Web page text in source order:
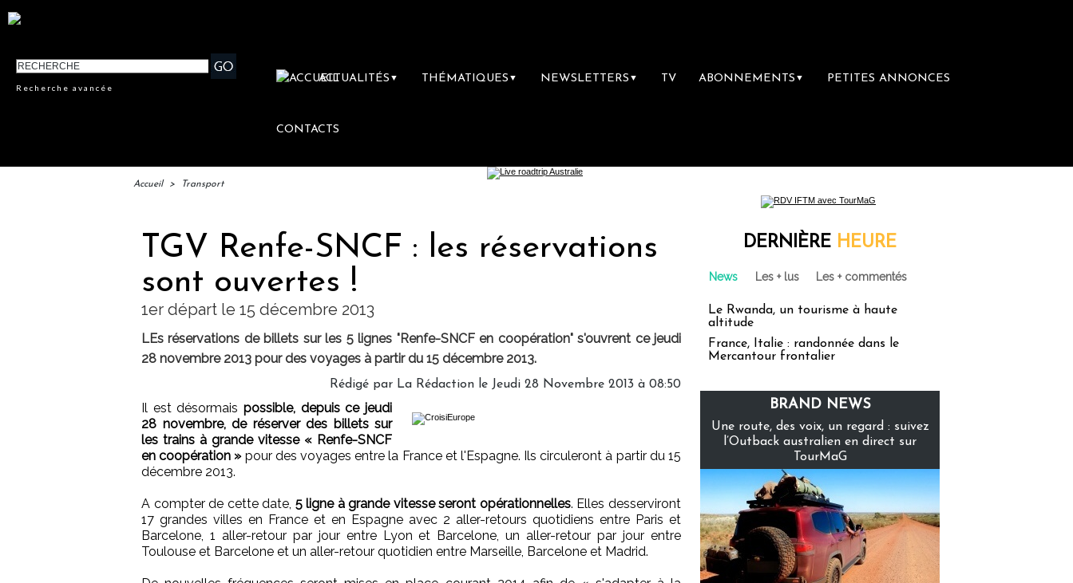
Recherche avancée
ACTUALITÉS ▼ THÉMATIQUES ▼ NEWSLETTERS ▼ TV ABONNEMENTS ▼ PETITES ANNONCES
CONTACTS
Accueil > Transport
TGV Renfe-SNCF : les réservations
sont ouvertes !
1er départ le 15 décembre 2013
LEs réservations de billets sur les 5 lignes "Renfe-SNCF en coopération" s'ouvrent ce jeudi
28 novembre 2013 pour des voyages à partir du 15 décembre 2013.
Rédigé par La Rédaction le Jeudi 28 Novembre 2013 à 08:50
Il est désormais possible, depuis ce jeudi
28 novembre, de réserver des billets sur
les trains à grande vitesse « Renfe-SNCF
en coopération »pour des voyages entre la France et l'Espagne. Ils circuleront à partir du 15
décembre 2013.
A compter de cette date, 5 ligne à grande vitesse seront opérationnelles. Elles desserviront
17 grandes villes en France et en Espagne avec 2 aller-retours quotidiens entre Paris et
Barcelone, 1 aller-retour par jour entre Lyon et Barcelone, un aller-retour par jour entre
Toulouse et Barcelone et un aller-retour quotidien entre Marseille, Barcelone et Madrid.
DERNIÈRE HEURE
News Les + lus Les + commentés
Le Rwanda, un tourisme à haute
altitude
France, Italie : randonnée dans le
Mercantour frontalier
BRAND NEWS
Une route, des voix, un regard : suivez
l’Outback australien en direct sur
TourMaG